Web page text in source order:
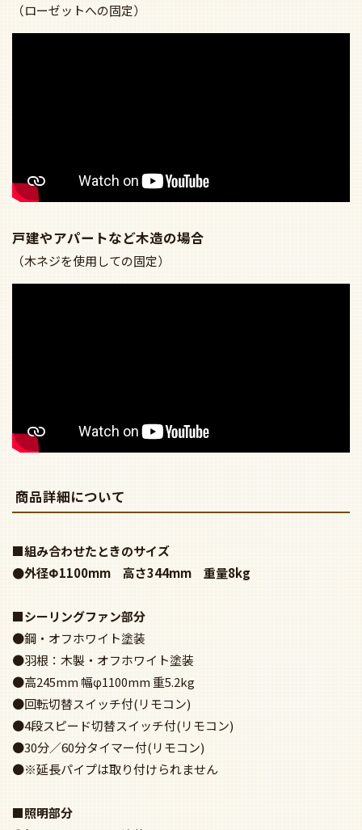
（ローゼットへの固定）
戸建やアパートなど木造の場合
（木ネジを使用しての固定）
商品詳細について
■組み合わせたときのサイズ
●外径Φ1100mm 高さ344mm 重量8kg
■シーリングファン部分
●鋼・オフホワイト塗装
●羽根：木製・オフホワイト塗装
●高245mm 幅φ1100mm 重5.2kg
●回転切替スイッチ付(リモコン)
●4段スピード切替スイッチ付(リモコン)
●30分／60分タイマー付(リモコン)
●※延長パイプは取り付けられません
■照明部分